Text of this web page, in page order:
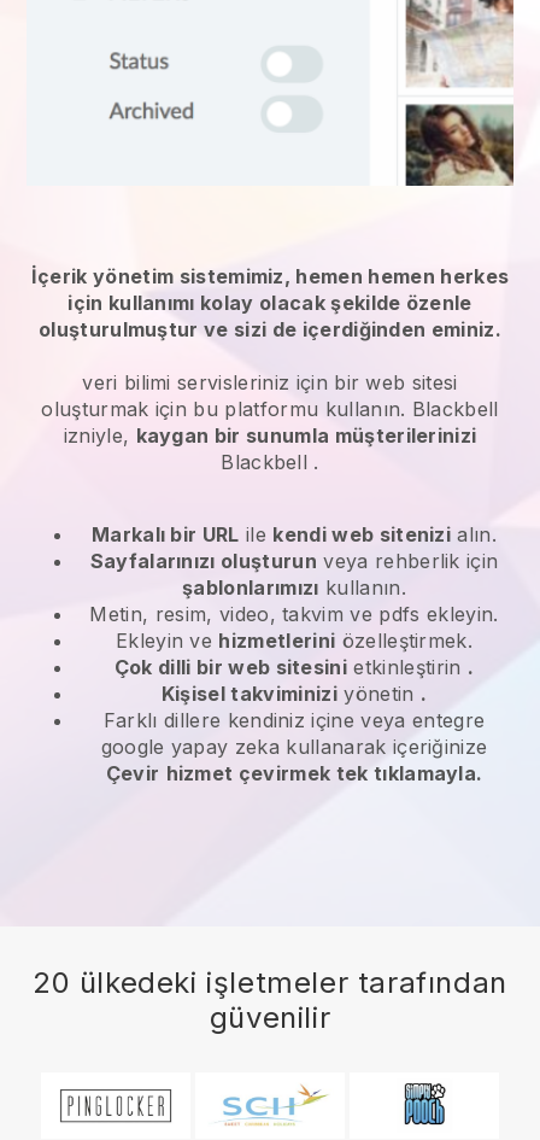
İçerik yönetim sistemimiz, hemen hemen herkes
için kullanımı kolay olacak şekilde özenle
oluşturulmuştur ve sizi de içerdiğinden eminiz.
veri bilimi servisleriniz için bir web sitesi
oluşturmak için bu platformu kullanın. Blackbell
izniyle, kaygan bir sunumla müşterilerinizi
Blackbell .
Markalı bir URL ile kendi web sitenizi alın.
Sayfalarınızı oluşturun veya rehberlik için
şablonlarımızı kullanın.
Metin, resim, video, takvim ve pdfs ekleyin.
Ekleyin ve hizmetlerini özelleştirmek.
Çok dilli bir web sitesini etkinleştirin .
Kişisel takviminiziyönetin .
Farklı dillere kendiniz içine veya entegre
google yapay zeka kullanarak içeriğinize
Çevir hizmet çevirmek tek tıklamayla.
20 ülkedeki işletmeler tarafından
güvenilir